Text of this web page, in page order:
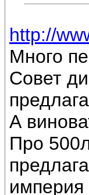
http://
Много
Совет
А
Про
империя